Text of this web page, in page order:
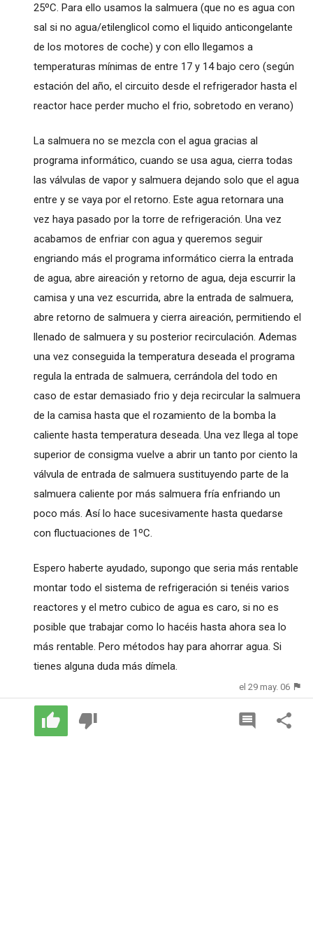
25ºC. Para ello usamos la salmuera (que no es agua con
sal si no agua/etilenglicol como el liquido anticongelante
de los motores de coche) y con ello llegamos a
temperaturas mínimas de entre 17 y 14 bajo cero (según
estación del año, el circuito desde el refrigerador hasta el
reactor hace perder mucho el frio, sobretodo en verano)
La salmuera no se mezcla con el agua gracias al
programa informático, cuando se usa agua, cierra todas
las válvulas de vapor y salmuera dejando solo que el agua
entre y se vaya por el retorno. Este agua retornara una
vez haya pasado por la torre de refrigeración. Una vez
acabamos de enfriar con agua y queremos seguir
engriando más el programa informático cierra la entrada
de agua, abre aireación y retorno de agua, deja escurrir la
camisa y una vez escurrida, abre la entrada de salmuera,
abre retorno de salmuera y cierra aireación, permitiendo el
llenado de salmuera y su posterior recirculación. Ademas
una vez conseguida la temperatura deseada el programa
regula la entrada de salmuera, cerrándola del todo en
caso de estar demasiado frio y deja recircular la salmuera
de la camisa hasta que el rozamiento de la bomba la
caliente hasta temperatura deseada. Una vez llega al tope
superior de consigma vuelve a abrir un tanto por ciento la
válvula de entrada de salmuera sustituyendo parte de la
salmuera caliente por más salmuera fría enfriando un
poco más. Así lo hace sucesivamente hasta quedarse
con fluctuaciones de 1ºC.
Espero haberte ayudado, supongo que seria más rentable
montar todo el sistema de refrigeración si tenéis varios
reactores y el metro cubico de agua es caro, si no es
posible que trabajar como lo hacéis hasta ahora sea lo
más rentable. Pero métodos hay para ahorrar agua. Si
tienes alguna duda más dímela.
el 29 may. 06